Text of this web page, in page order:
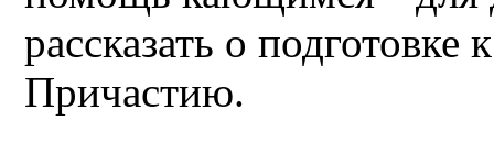
рассказать о
Причастию.